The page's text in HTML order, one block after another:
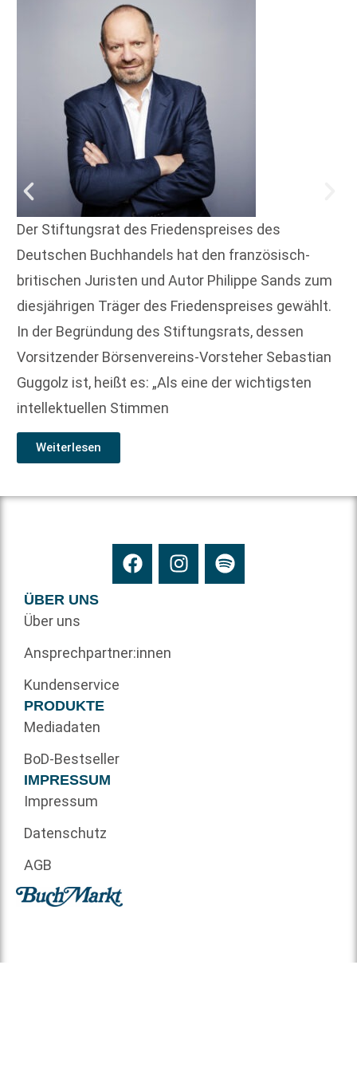
Der Stiftungsrat des Friedenspreises des
Deutschen Buchhandels hat den französisch-
britischen Juristen und Autor Philippe Sands zum
diesjährigen Träger des Friedenspreises gewählt.
In der Begründung des Stiftungsrats, dessen
Vorsitzender Börsenvereins-Vorsteher Sebastian
Guggolz ist, heißt es: „Als eine der wichtigsten
intellektuellen Stimmen
Weiterlesen
ÜBER UNS
Über uns
Ansprechpartner:innen
Kundenservice
PRODUKTE
Mediadaten
BoD-Bestseller
IMPRESSUM
Impressum
Datenschutz
AGB